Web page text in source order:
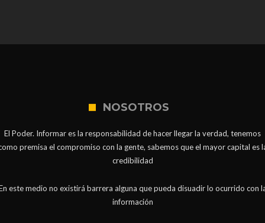
NOSOTROS
El Poder. Informar es la responsabilidad de hacer llegar la verdad, tenemos
premisa el compromiso con la gente, sabemos que el mayor capital es
credibilidad
este medio no existirá barrera alguna que pueda disuadir lo ocurrido con
información